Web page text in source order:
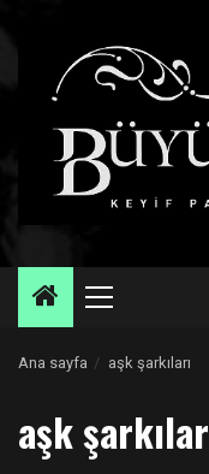
Primary
Ana sayfa aşk şarkıları
aşk